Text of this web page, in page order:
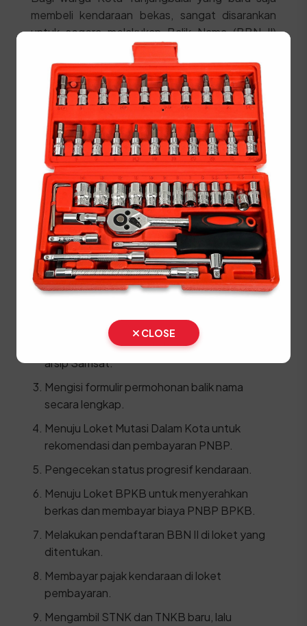
membeli kendaraan bekas, sangat disarankan
untuk segera melakukan Balik Nama (BBN II)
guna memastikan legalitas hak milik dan
mempermudah urusan administrasi di masa
depan.
STNK asli
KTP Pemilik Baru asli
SKPD asli
BPKB asli dan fotokopi
Kwitansi pembelian yang sah dan
bermeterai
Berikut adalah urutan proses yang harus dilalui di
SAMSAT:
Mengambil berkas arsip kendaraan di bagian
arsip Samsat.
Mengisi formulir permohonan balik nama
secara lengkap.
Menuju Loket Mutasi Dalam Kota untuk
rekomendasi dan pembayaran PNBP.
Pengecekan status progresif kendaraan.
Menuju Loket BPKB untuk menyerahkan
berkas dan membayar biaya PNBP BPKB.
Melakukan pendaftaran BBN II di loket yang
ditentukan.
Membayar pajak kendaraan di loket
pembayaran.
Mengambil STNK dan TNKB baru, lalu
CLOSE